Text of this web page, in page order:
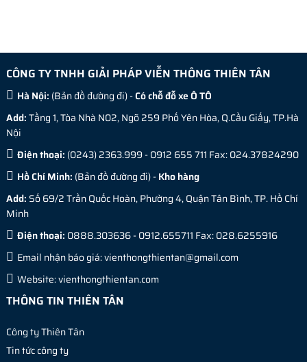
CÔNG TY TNHH GIẢI PHÁP VIỄN THÔNG THIÊN TÂN
Hà Nội: (Bản đồ đường đi) -Có chỗ đỗ xe Ô TÔ
Add:Tầng 1, Tòa Nhà N02, Ngõ 259 Phố Yên Hòa, Q.Cầu Giấy, TP.Hà
Nội
Điện thoại: (0243) 2363.999 - 0912 655 711 Fax: 024.37824290
Hồ Chí Minh: (Bản đồ đường đi) -Kho hàng
Add: Số 69/2 Trần Quốc Hoàn, Phường 4, Quận Tân Bình, TP. Hồ Chí
Minh
Điện thoại: 0888.303636 - 0912.655711 Fax: 028.6255916
Email nhận báo giá:vienthongthientan@gmail.com
Website:vienthongthientan.com
THÔNG TIN THIÊN TÂN
Công ty Thiên Tân
Tin tức công ty